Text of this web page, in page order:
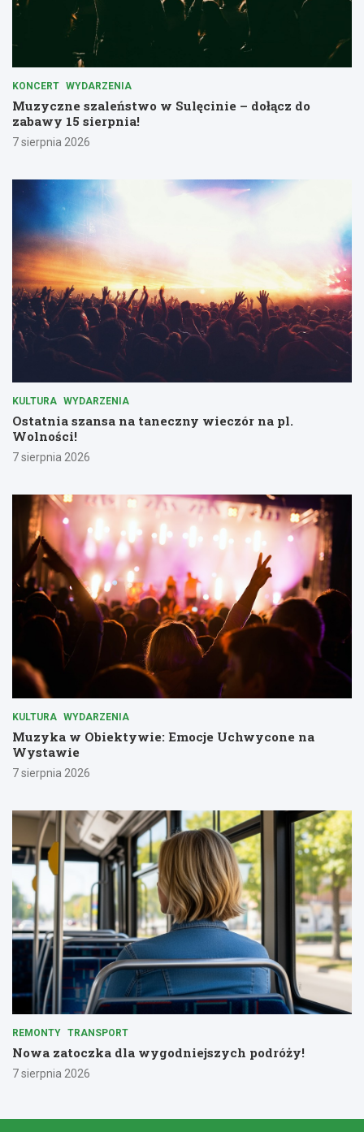
KONCERT WYDARZENIA
Muzyczne szaleństwo w Sulęcinie – dołącz do
zabawy 15 sierpnia!
7 sierpnia 2026
KULTURA WYDARZENIA
Ostatnia szansa na taneczny wieczór na pl.
Wolności!
7 sierpnia 2026
KULTURA WYDARZENIA
Muzyka w Obiektywie: Emocje Uchwycone na
Wystawie
7 sierpnia 2026
REMONTY TRANSPORT
Nowa zatoczka dla wygodniejszych podróży!
7 sierpnia 2026